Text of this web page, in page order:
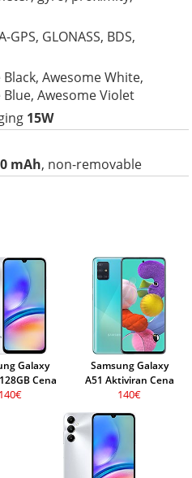
GPS, GLONASS, BDS,
Awesome White,
Awesome Violet
15W
mAh, non-removable
Galaxy
Cena
140€
Samsung Galaxy
A51 Aktiviran Cena
140€